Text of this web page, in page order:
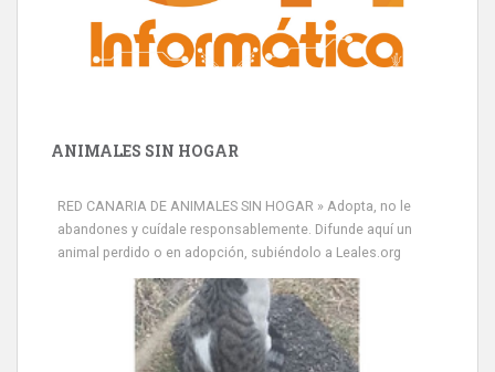
ANIMALES SIN HOGAR
RED CANARIA DE ANIMALES SIN HOGAR » Adopta, no le
abandones y cuídale responsablemente. Difunde aquí un
animal perdido o en adopción, subiéndolo a Leales.org